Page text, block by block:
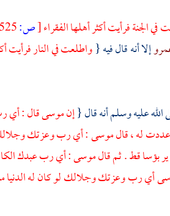
في الجنة فرأيت أكثر أهلها الفقراء[ص:
إلا أنه قال فيه {واطلعت في النار فرأيت
عليه وسلم أنه قال {إنموسىقال : أي
له ، قالموسى: أي رب وعزتك
بؤسا قط . ثم قالموسى: أي رب عبدك
أي رب وعزتك وجلالك لو كان له الدنيا